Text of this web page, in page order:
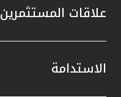
علاقات المستثمرين
الاستدامة